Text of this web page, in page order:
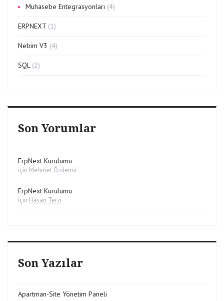
Muhasebe Entegrasyonları (4)
ERPNEXT (1)
Nebim V3 (4)
SQL(2)
Son Yorumlar
ErpNext Kurulumu
için Mehmet Özdemir
ErpNext Kurulumu
için Hasan Terzi
Son Yazılar
Apartman-Site Yönetim Paneli